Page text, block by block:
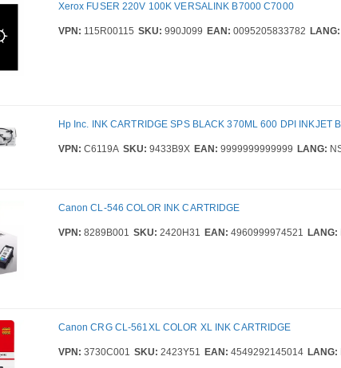
Xerox FUSER 220V 100K VERSALINK B7000 C7000
VPN: 115R00115 SKU: 990J099 EAN: 0095205833782 LANG:
Hp Inc. INK CARTRIDGE SPS BLACK 370ML 600 DPI INKJET
VPN: C6119A SKU: 9433B9X EAN: 9999999999999 LANG:
Canon CL-546 COLOR INK CARTRIDGE
VPN: 8289B001 SKU: 2420H31 EAN: 4960999974521 LANG:
Canon CRG CL-561XL COLOR XL INK CARTRIDGE
VPN: 3730C001 SKU: 2423Y51 EAN: 4549292145014 LANG: